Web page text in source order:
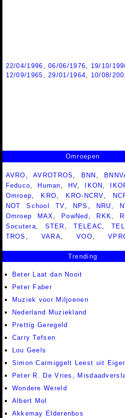
22/04/1996 ,06/06/1976 19/10/
12/09/1965
29/01/1964
10/08/
Omroepen
AVRO ,AVROTROS BNN
Feduco
Human HV IKON
Omroep
KRO KRO-NCRV
NOT School TV
NPS NRU
Omroep MAX
PowNed RKK
Socutera
STER ,TELEAC
TROS
VARA ,VOO ,
Trending
Beter Laat dan Nooit
Peter Faber
Muziek voor Miljoenen
Nederland Muziekland
Prettig Geregeld
Carry Tefsen
Lou Geels
Simon Carmiggelt Leest uit
Peter R. De Vries,
Wondere Wereld
Albert Mol
Akkemay Elderenbos